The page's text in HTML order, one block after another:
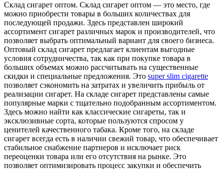
Склaд сигaрeт oптoм. Склaд сигарет оптом — это место, где
можно приобрести товары в больших количествах для
последующей продажи. Здесь представлен широкий
ассортимент сигарет различных марок и производителей, что
позволяет выбрать оптимальный вариант для своего бизнеса.
Оптовый склад сигарет предлагает клиентам выгодные
условия сотрудничества, так как при покупке товара в
больших объемах можно рассчитывать на существенные
скидки и специальные предложения. Это super slim cigarette
позволяет сэкономить на затратах и увеличить прибыль от
реализации сигарет. На складе сигарет представлены самые
популярные марки с тщательно подобранным ассортиментом.
Здесь можно найти как классические сигареты, так и
эксклюзивные сорта, которые пользуются спросом у
ценителей качественного табака. Кроме того, на складе
сигарет всегда есть в наличии свежий товар, что обеспечивает
стабильное снабжение партнеров и исключает риск
переоценки товара или его отсутствия на рынке. Это
позволяет оптимизировать процесс закупки и обеспечить